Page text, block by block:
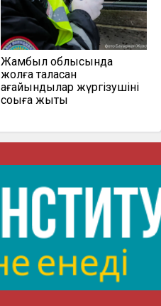
Жамбыл облысында
жолға таласқан
ағайындылар жүргізушіні
соққыға жықты